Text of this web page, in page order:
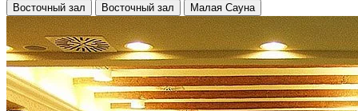
Восточный зал
Восточный зал Малая Сауна